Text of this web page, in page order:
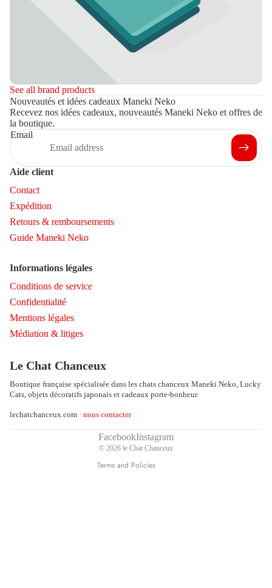
See all brand products
Nouveautés et idées cadeaux Maneki Neko
Recevez nos idées cadeaux, nouveautés Maneki Neko et offres de
la boutique.
Email
Aide client
Contact
Expédition
Retours & remboursements
Guide Maneki Neko
Informations légales
Conditions de service
Confidentialité
Mentions légales
Médiation & litiges
Le Chat Chanceux
Boutique française spécialisée dans les chats chanceux Maneki Neko, Lucky
Cats, objets décoratifs japonais et cadeaux porte-bonheur.
lechatchanceux.com · nous contacter
FacebookInstagram
© 2026 le Chat Chanceux
Terms and Policies
Refund policy
Terms of service
Shipping policy
Contact information
Terms of sale
Legal notice
Cancellation policy